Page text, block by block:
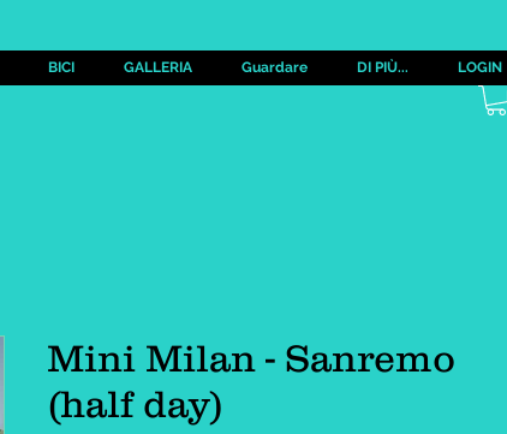
BICI GALLERIA Guardare DI PIÙ... LOGIN
Mini Milan - Sanremo
(half day)